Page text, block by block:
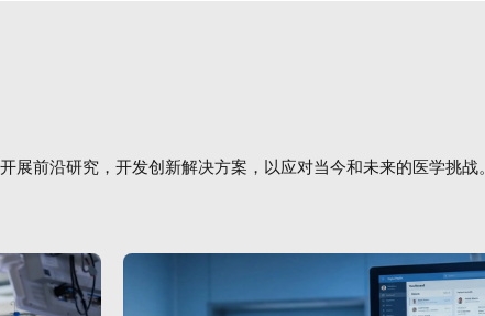
前沿研究，开发创新解决方案，以应对当今和未来的医学挑战。